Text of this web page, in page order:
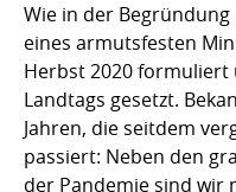
Wie in der Begründung
eines armutsfesten
Herbst 2020 formuliert
Landtags gesetzt.
Jahren, die seitdem
passiert: Neben den
der Pandemie sind wir